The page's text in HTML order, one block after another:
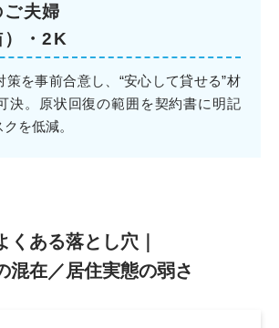
夫婦
・2K
策を事前合意し、“安心して貸せる”材
決。原状回復の範囲を契約書に明記
を低減。
くある落とし穴｜
混在／居住実態の弱さ